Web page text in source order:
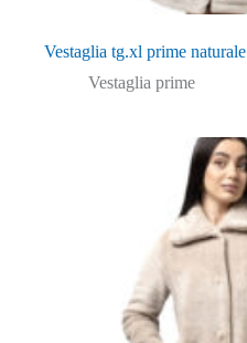
Vestaglia tg.xl prime naturale
Vestaglia prime